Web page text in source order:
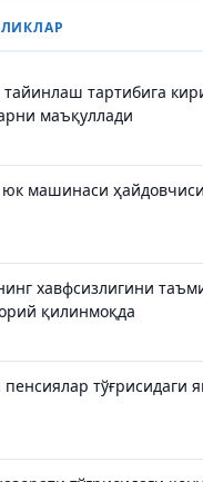
тартибига
маъқуллади
машинаси
хавфсизлигини
қилинмоқда
тўғрисидаги